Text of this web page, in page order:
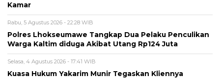
Kamar
Rabu, 5 Agustus 2026 - 22:28 WIB
Polres Lhokseumawe Tangkap Dua Pelaku Penculikan
Warga Kaltim diduga Akibat Utang Rp124 Juta
Selasa, 4 Agustus 2026 - 17:41 WIB
Kuasa Hukum Yakarim Munir Tegaskan Kliennya